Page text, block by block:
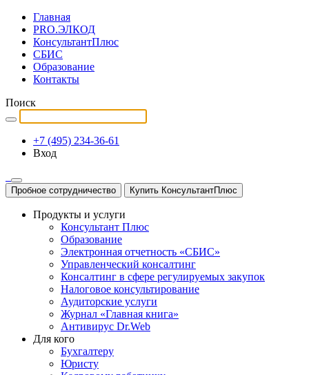
Главная
PRO.ЭЛКОД
КонсультантПлюс
СБИС
Образование
Контакты
Поиск
+7 (495) 234-36-61
Вход
Пробное сотрудничество Купить КонсультантПлюс
Продукты и услуги
Консультант Плюс
Образование
Электронная отчетность «СБИС»
Управленческий консалтинг
Консалтинг в сфере регулируемых закупок
Налоговое консультирование
Аудиторские услуги
Журнал «Главная книга»
Антивирус Dr.Web
Для кого
Бухгалтеру
Юристу